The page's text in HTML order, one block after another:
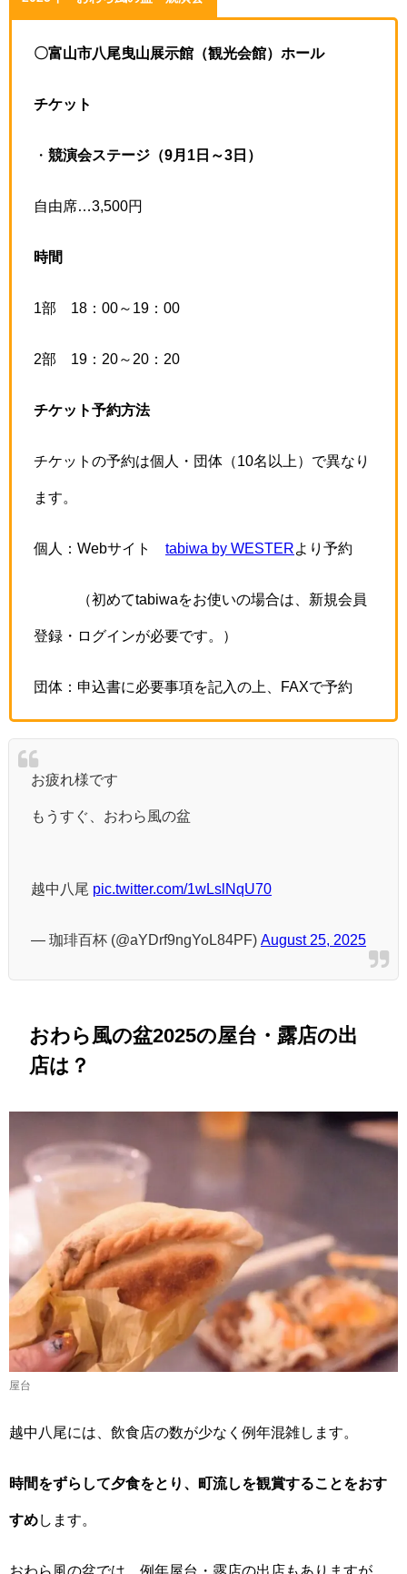
〇富山市八尾曳山展示館（観光会館）ホール
チケット
・ 競演会ステージ（9月1日～3日）
自由席…3,500円
時間
1部 18：00～19：00
2部 19：20～20：20
チケット予約方法
チケットの予約は個人・団体（10名以上）で異なり
ます。
個人：Webサイト tabiwa by WESTER より予約
（初めてtabiwaをお使いの場合は、新規会員
登録・ログインが必要です。）
団体：申込書に必要事項を記入の上、FAXで予約
お疲れ様です
もうすぐ、おわら風の盆
越中八尾 pic.twitter.com/1wLslNqU70
— 珈琲百杯 (@aYDrf9ngYoL84PF) August 25, 2025
おわら風の盆2025の屋台・露店の出
店は？
屋台
越中八尾には、飲食店の数が少なく例年混雑します。
時間をずらして夕食をとり、町流しを観賞することをおす
すめします。
おわら風の盆では、例年屋台・露店の出店もありますが、